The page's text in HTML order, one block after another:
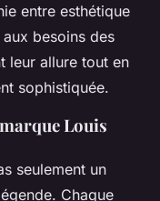
entre esthétique
besoins des
leur allure tout en
sophistiquée.
Louis
seulement un
Chaque